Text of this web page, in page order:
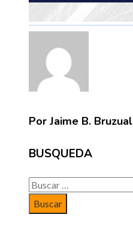
Por Jaime B. Bruzual
BUSQUEDA
Buscar: